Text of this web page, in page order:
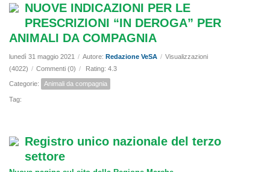
NUOVE INDICAZIONI PER LE
PRESCRIZIONI “IN DEROGA” PER
ANIMALI DA COMPAGNIA
lunedì 31 maggio 2021 / Autore: Redazione VeSA / Visualizzazioni
(4022) / Commenti (0) / Rating: 4.3
Categorie: Animali da compagnia
Tag:
Registro unico nazionale del terzo
settore